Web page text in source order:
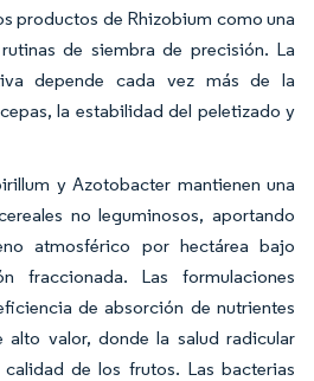
productos de Rhizobium como una
de siembra de precisión. La
depende cada vez más de la
la estabilidad del peletizado y
y Azotobacter mantienen una
no leguminosos, aportando
atmosférico por hectárea bajo
fraccionada. Las formulaciones
de absorción de nutrientes
valor, donde la salud radicular
de los frutos. Las bacterias